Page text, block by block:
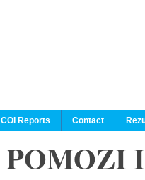
COI Reports Contact
POMOZI